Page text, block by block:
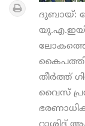
ദുബായ്:
ലോകത്തെ
കൈപത്തി
തീര്‍ത്ത്
വൈസ്